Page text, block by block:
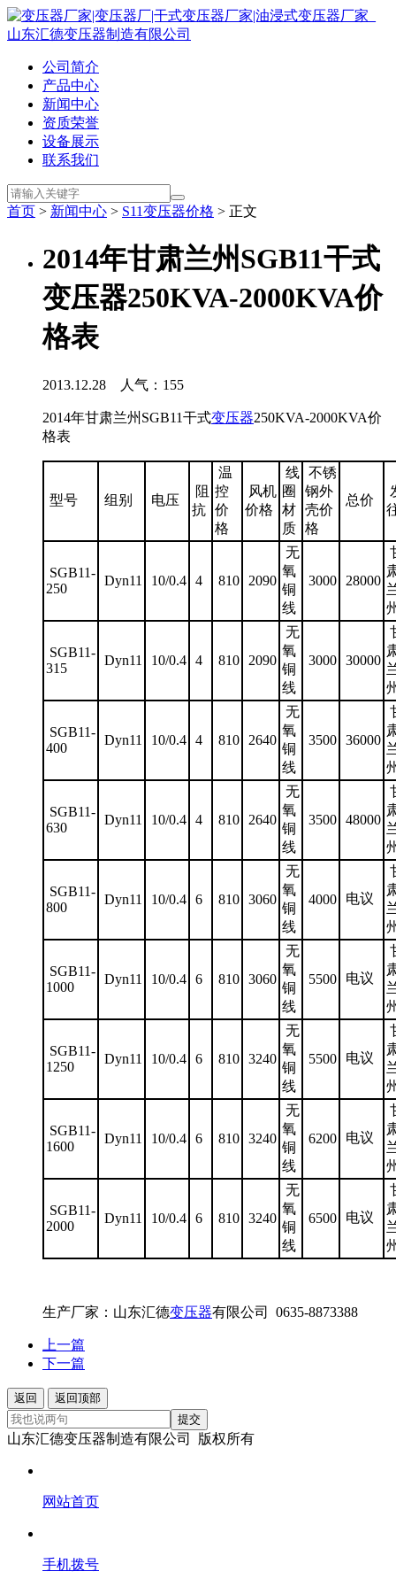
公司简介
产品中心
新闻中心
资质荣誉
设备展示
联系我们
首页 > 新闻中心 > S11变压器价格 > 正文
2014年甘肃兰州SGB11干式
变压器250KVA-2000KVA价
格表
2013.12.28 人气： 155
2014年甘肃兰州SGB11干式变压器250KVA-2000KVA价
格表
型号 组别 电压
阻
抗
温
控
价
格
风机
价格
线
圈
材
质
不锈
钢外
壳价
格
总价
SGB11-
250
Dyn11 10/0.4 4 810 2090
无
氧
铜
线
3000 28000
SGB11-
315
Dyn11 10/0.4 4 810 2090
无
氧
铜
线
3000 30000
SGB11-
400
Dyn11 10/0.4 4 810 2640
无
氧
铜
线
3500 36000
SGB11-
630
Dyn11 10/0.4 4 810 2640
无
氧
铜
线
3500 48000
SGB11-
800
Dyn11 10/0.4 6 810 3060
无
氧
铜
线
4000 电议
SGB11-
1000
Dyn11 10/0.4 6 810 3060
无
氧
铜
线
5500 电议
SGB11-
1250
Dyn11 10/0.4 6 810 3240
无
氧
铜
线
5500 电议
SGB11-
1600
Dyn11 10/0.4 6 810 3240
无
氧
铜
线
6200 电议
SGB11-
2000
Dyn11 10/0.4 6 810 3240
无
氧
铜
线
6500 电议
生产厂家：山东汇德变压器有限公司 0635-8873388
上一篇
下一篇
返回
返回顶部
提交
山东汇德变压器制造有限公司 版权所有
网站首页
手机拨号